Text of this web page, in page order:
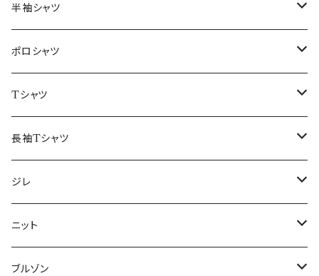
46/M
48/L
50/XL～
～44/S
46/M
48/L
50/XL～
半袖シャツ
～44/S
46/M
48/L
50/XL～
ポロシャツ
～44/S
46/M
48/L
50/XL～
Tシャツ
～44/S
46/M
48/L
50/XL～
長袖Tシャツ
～44/S
46/M
48/L
ジレ
～44/S
46/M
ニット
～44/S
ブルゾン